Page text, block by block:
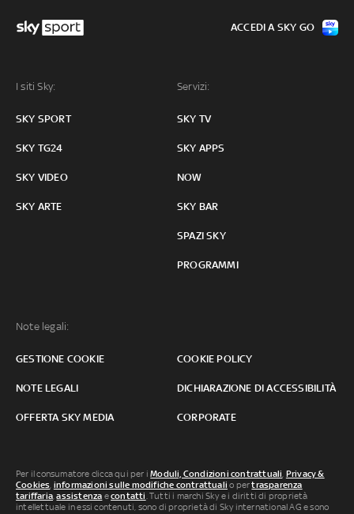
I siti Sky:
SKY SPORT
SKY TG24
SKY VIDEO
SKY ARTE
Servizi:
SKY TV
SKY APPS
NOW
SKY BAR
SPAZI SKY
PROGRAMMI
Note legali:
GESTIONE COOKIE COOKIE POLICY
NOTE LEGALI DICHIARAZIONE DI ACCESSIBILITÀ
OFFERTA SKY MEDIA CORPORATE
ACCEDI A SKY GO
Per il consumatore clicca qui per iModuli, Condizioni contrattuali, Privacy &
Cookies, informazioni sulle modifiche contrattuali o pertrasparenza
tariffaria,assistenza econtatti. Tutti i marchi Sky e i diritti di proprietà
intellettuale in essi contenuti, sono di proprietà di Sky international AG e sono